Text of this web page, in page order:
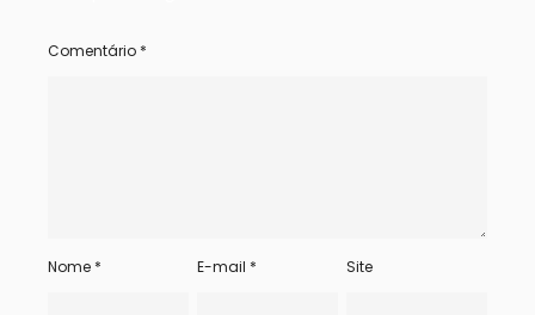
Comentário *
Nome * E-mail * Site